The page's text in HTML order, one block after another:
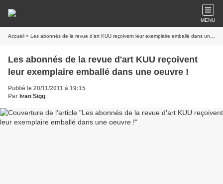
MENU
Accueil » Les abonnés de la revue d'art KUU reçoivent leur exemplaire emballé dans une oeuvre !
Les abonnés de la revue d'art KUU reçoivent
leur exemplaire emballé dans une oeuvre !
Publié le 20/11/2011 à 19:15
Par Ivan Sigg